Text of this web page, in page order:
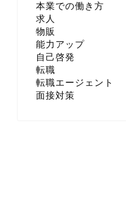
本業での働き方
求人
物販
能力アップ
自己啓発
転職
転職エージェント
面接対策